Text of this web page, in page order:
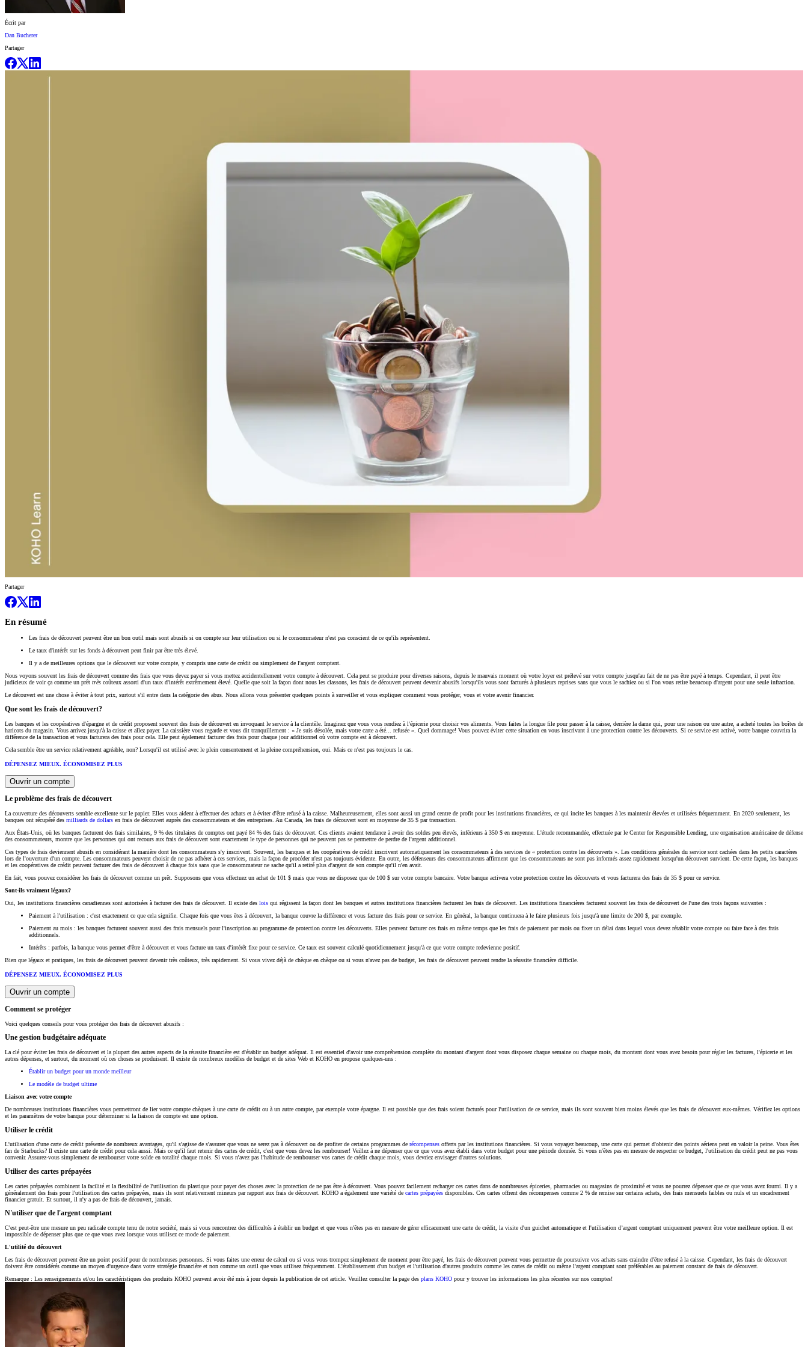
Écrit par
Dan Bucherer
Partager
Partager
En résumé
Les frais de découvert peuvent être un bon outil mais sont abusifs si on compte sur leur utilisation ou si le consommateur n'est pas conscient de ce qu'ils représentent.
Le taux d'intérêt sur les fonds à découvert peut finir par être très élevé.
Il y a de meilleures options que le découvert sur votre compte, y compris une carte de crédit ou simplement de l'argent comptant.
Nous voyons souvent les frais de découvert comme des frais que vous devez payer si vous mettez accidentellement votre compte à découvert. Cela peut se produire pour diverses raisons, depuis le mauvais moment où votre loyer est prélevé sur votre compte jusqu'au fait de ne pas être payé à temps. Cependant, il peut être
judicieux de voir ça comme un prêt très coûteux assorti d'un taux d'intérêt extrêmement élevé. Quelle que soit la façon dont nous les classons, les frais de découvert peuvent devenir abusifs lorsqu'ils vous sont facturés à plusieurs reprises sans que vous le sachiez ou si l'on vous retire beaucoup d'argent pour une seule infraction.
Le découvert est une chose à éviter à tout prix, surtout s'il entre dans la catégorie des abus. Nous allons vous présenter quelques points à surveiller et vous expliquer comment vous protéger, vous et votre avenir financier.
Que sont les frais de découvert?
Les banques et les coopératives d'épargne et de crédit proposent souvent des frais de découvert en invoquant le service à la clientèle. Imaginez que vous vous rendiez à l'épicerie pour choisir vos aliments. Vous faites la longue file pour passer à la caisse, derrière la dame qui, pour une raison ou une autre, a acheté toutes les boîtes de
haricots du magasin. Vous arrivez jusqu'à la caisse et allez payer. La caissière vous regarde et vous dit tranquillement : « Je suis désolée, mais votre carte a été... refusée ». Quel dommage! Vous pouvez éviter cette situation en vous inscrivant à une protection contre les découverts. Si ce service est activé, votre banque couvrira la
différence de la transaction et vous facturera des frais pour cela. Elle peut également facturer des frais pour chaque jour additionnel où votre compte est à découvert.
Cela semble être un service relativement agréable, non? Lorsqu'il est utilisé avec le plein consentement et la pleine compréhension, oui. Mais ce n'est pas toujours le cas.
DÉPENSEZ MIEUX. ÉCONOMISEZ PLUS
Ouvrir un compte
Le problème des frais de découvert
La couverture des découverts semble excellente sur le papier. Elles vous aident à effectuer des achats et à éviter d'être refusé à la caisse. Malheureusement, elles sont aussi un grand centre de profit pour les institutions financières, ce qui incite les banques à les maintenir élevées et utilisées fréquemment. En 2020 seulement, les
banques ont récupéré des milliards de dollars en frais de découvert auprès des consommateurs et des entreprises. Au Canada, les frais de découvert sont en moyenne de 35 $ par transaction.
Aux États-Unis, où les banques facturent des frais similaires, 9 % des titulaires de comptes ont payé 84 % des frais de découvert. Ces clients avaient tendance à avoir des soldes peu élevés, inférieurs à 350 $ en moyenne. L'étude recommandée, effectuée par le Center for Responsible Lending, une organisation américaine de défense
des consommateurs, montre que les personnes qui ont recours aux frais de découvert sont exactement le type de personnes qui ne peuvent pas se permettre de perdre de l'argent additionnel.
Ces types de frais deviennent abusifs en considérant la manière dont les consommateurs s'y inscrivent. Souvent, les banques et les coopératives de crédit inscrivent automatiquement les consommateurs à des services de « protection contre les découverts ». Les conditions générales du service sont cachées dans les petits caractères
lors de l'ouverture d'un compte. Les consommateurs peuvent choisir de ne pas adhérer à ces services, mais la façon de procéder n'est pas toujours évidente. En outre, les défenseurs des consommateurs affirment que les consommateurs ne sont pas informés assez rapidement lorsqu'un découvert survient. De cette façon, les banques
et les coopératives de crédit peuvent facturer des frais de découvert à chaque fois sans que le consommateur ne sache qu'il a retiré plus d'argent de son compte qu'il n'en avait.
En fait, vous pouvez considérer les frais de découvert comme un prêt. Supposons que vous effectuez un achat de 101 $ mais que vous ne disposez que de 100 $ sur votre compte bancaire. Votre banque activera votre protection contre les découverts et vous facturera des frais de 35 $ pour ce service.
Sont-ils vraiment légaux?
Oui, les institutions financières canadiennes sont autorisées à facturer des frais de découvert. Il existe des lois qui régissent la façon dont les banques et autres institutions financières facturent les frais de découvert. Les institutions financières facturent souvent les frais de découvert de l'une des trois façons suivantes :
Paiement à l'utilisation : c'est exactement ce que cela signifie. Chaque fois que vous êtes à découvert, la banque couvre la différence et vous facture des frais pour ce service. En général, la banque continuera à le faire plusieurs fois jusqu'à une limite de 200 $, par exemple.
Paiement au mois : les banques facturent souvent aussi des frais mensuels pour l'inscription au programme de protection contre les découverts. Elles peuvent facturer ces frais en même temps que les frais de paiement par mois ou fixer un délai dans lequel vous devez rétablir votre compte ou faire face à des frais
additionnels.
Intérêts : parfois, la banque vous permet d'être à découvert et vous facture un taux d'intérêt fixe pour ce service. Ce taux est souvent calculé quotidiennement jusqu'à ce que votre compte redevienne positif.
Bien que légaux et pratiques, les frais de découvert peuvent devenir très coûteux, très rapidement. Si vous vivez déjà de chèque en chèque ou si vous n'avez pas de budget, les frais de découvert peuvent rendre la réussite financière difficile.
DÉPENSEZ MIEUX. ÉCONOMISEZ PLUS
Ouvrir un compte
Comment se protéger
Voici quelques conseils pour vous protéger des frais de découvert abusifs :
Une gestion budgétaire adéquate
La clé pour éviter les frais de découvert et la plupart des autres aspects de la réussite financière est d'établir un budget adéquat. Il est essentiel d'avoir une compréhension complète du montant d'argent dont vous disposez chaque semaine ou chaque mois, du montant dont vous avez besoin pour régler les factures, l'épicerie et les
autres dépenses, et surtout, du moment où ces choses se produisent. Il existe de nombreux modèles de budget et de sites Web et KOHO en propose quelques-uns :
Établir un budget pour un monde meilleur
Le modèle de budget ultime
Liaison avec votre compte
De nombreuses institutions financières vous permettront de lier votre compte chèques à une carte de crédit ou à un autre compte, par exemple votre épargne. Il est possible que des frais soient facturés pour l'utilisation de ce service, mais ils sont souvent bien moins élevés que les frais de découvert eux-mêmes. Vérifiez les options
et les paramètres de votre banque pour déterminer si la liaison de compte est une option.
Utiliser le crédit
L'utilisation d'une carte de crédit présente de nombreux avantages, qu'il s'agisse de s'assurer que vous ne serez pas à découvert ou de profiter de certains programmes de récompenses offerts par les institutions financières. Si vous voyagez beaucoup, une carte qui permet d'obtenir des points aériens peut en valoir la peine. Vous êtes
fan de Starbucks? Il existe une carte de crédit pour cela aussi. Mais ce qu'il faut retenir des cartes de crédit, c'est que vous devez les rembourser! Veillez à ne dépenser que ce que vous avez établi dans votre budget pour une période donnée. Si vous n'êtes pas en mesure de respecter ce budget, l'utilisation du crédit peut ne pas vous
convenir. Assurez-vous simplement de rembourser votre solde en totalité chaque mois. Si vous n'avez pas l'habitude de rembourser vos cartes de crédit chaque mois, vous devriez envisager d'autres solutions.
Utiliser des cartes prépayées
Les cartes prépayées combinent la facilité et la flexibilité de l'utilisation du plastique pour payer des choses avec la protection de ne pas être à découvert. Vous pouvez facilement recharger ces cartes dans de nombreuses épiceries, pharmacies ou magasins de proximité et vous ne pourrez dépenser que ce que vous avez fourni. Il y a
généralement des frais pour l'utilisation des cartes prépayées, mais ils sont relativement mineurs par rapport aux frais de découvert. KOHO a également une variété de cartes prépayées disponibles. Ces cartes offrent des récompenses comme 2 % de remise sur certains achats, des frais mensuels faibles ou nuls et un encadrement
financier gratuit. Et surtout, il n'y a pas de frais de découvert, jamais.
N'utiliser que de l'argent comptant
C'est peut-être une mesure un peu radicale compte tenu de notre société, mais si vous rencontrez des difficultés à établir un budget et que vous n'êtes pas en mesure de gérer efficacement une carte de crédit, la visite d'un guichet automatique et l'utilisation d’argent comptant uniquement peuvent être votre meilleure option. Il est
impossible de dépenser plus que ce que vous avez lorsque vous utilisez ce mode de paiement.
L'utilité du découvert
Les frais de découvert peuvent être un point positif pour de nombreuses personnes. Si vous faites une erreur de calcul ou si vous vous trompez simplement de moment pour être payé, les frais de découvert peuvent vous permettre de poursuivre vos achats sans craindre d'être refusé à la caisse. Cependant, les frais de découvert
doivent être considérés comme un moyen d'urgence dans votre stratégie financière et non comme un outil que vous utilisez fréquemment. L'établissement d'un budget et l'utilisation d'autres produits comme les cartes de crédit ou même l'argent comptant sont préférables au paiement constant de frais de découvert.
Remarque : Les renseignements et/ou les caractéristiques des produits KOHO peuvent avoir été mis à jour depuis la publication de cet article. Veuillez consulter la page des plans KOHO pour y trouver les informations les plus récentes sur nos comptes!